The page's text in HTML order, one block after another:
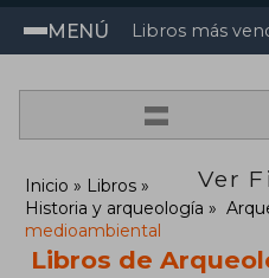
MENÚ Libros más
=
Ver
Inicio
Libros
Historia y arqueología
medioambiental
Libros de